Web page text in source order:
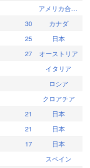
アメリカ合衆国
30
カナダ
25
日本
27
オーストリア
イタリア
ロシア
クロアチア
21
日本
21
日本
17
日本
スペイン